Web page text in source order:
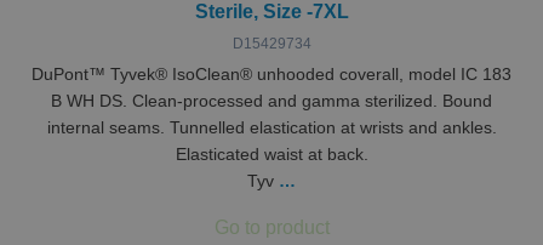
Sterile, Size -7XL
D15429734
DuPont™ Tyvek® IsoClean® unhooded coverall, model IC 183
B WH DS. Clean-processed and gamma sterilized. Bound
internal seams. Tunnelled elastication at wrists and ankles.
Elasticated waist at back.
Tyv …